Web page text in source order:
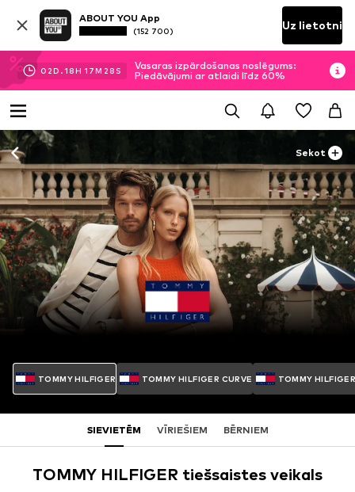
ABOUT YOU App
(152 700) Uz lietotni
02D.18H 17M 24 S
Vasaras izpārdošanas noslēgums:
Piedāvājumi ar atlaidi līdz 60%
Sekot
TOMMY HILFIGER TOMMY HILFIGER CURVE TOMMY
SIEVIETĒM VĪRIEŠIEM BĒRNIEM
TOMMY HILFIGER tiešsaistes veikals